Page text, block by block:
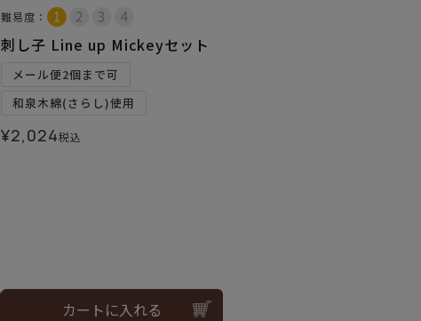
難易度：
刺し子 Line up Mickeyセット
メール便2個まで可
和泉木綿(さらし)使用
¥2,024税込
カートに入れる